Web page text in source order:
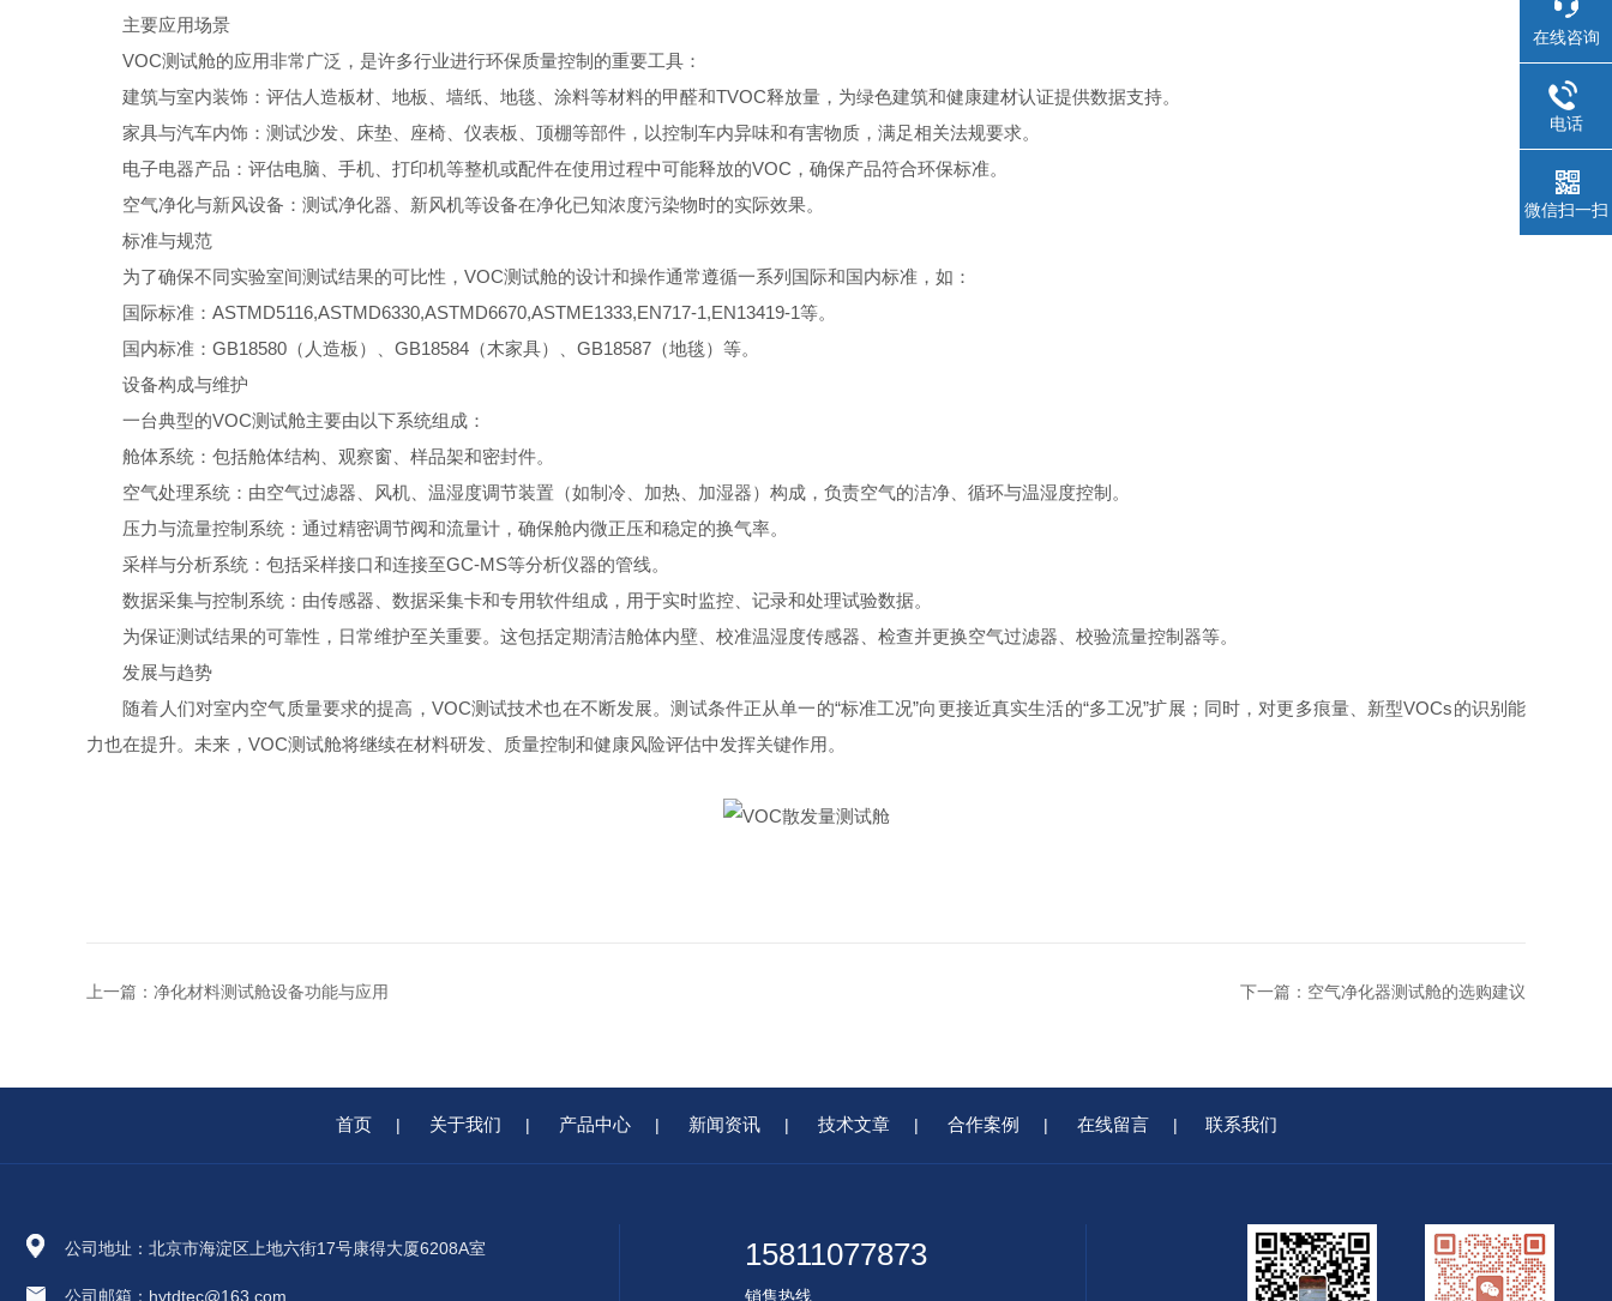
主要应用场景
VOC测试舱的应用非常广泛，是许多行业进行环保质量控制的重要工具：
建筑与室内装饰：评估人造板材、地板、墙纸、地毯、涂料等材料的甲醛和TVOC释放量，为绿色建筑和健康建材认证提供数据支持。
家具与汽车内饰：测试沙发、床垫、座椅、仪表板、顶棚等部件，以控制车内异味和有害物质，满足相关法规要求。
电子电器产品：评估电脑、手机、打印机等整机或配件在使用过程中可能释放的VOC，确保产品符合环保标准。
空气净化与新风设备：测试净化器、新风机等设备在净化已知浓度污染物时的实际效果。
标准与规范
为了确保不同实验室间测试结果的可比性，VOC测试舱的设计和操作通常遵循一系列国际和国内标准，如：
国际标准：ASTMD5116,ASTMD6330,ASTMD6670,ASTME1333,EN717-1,EN13419-1等。
国内标准：GB18580（人造板）、GB18584（木家具）、GB18587（地毯）等。
设备构成与维护
一台典型的VOC测试舱主要由以下系统组成：
舱体系统：包括舱体结构、观察窗、样品架和密封件。
空气处理系统：由空气过滤器、风机、温湿度调节装置（如制冷、加热、加湿器）构成，负责空气的洁净、循环与温湿度控制。
压力与流量控制系统：通过精密调节阀和流量计，确保舱内微正压和稳定的换气率。
采样与分析系统：包括采样接口和连接至GC-MS等分析仪器的管线。
数据采集与控制系统：由传感器、数据采集卡和专用软件组成，用于实时监控、记录和处理试验数据。
为保证测试结果的可靠性，日常维护至关重要。这包括定期清洁舱体内壁、校准温湿度传感器、检查并更换空气过滤器、校验流量控制器等。
发展与趋势
随着人们对室内空气质量要求的提高，VOC测试技术也在不断发展。测试条件正从单一的“标准工况”向更接近真实生活的“多工况”扩展；同时，对更多痕量、新型VOCs的识别能
力也在提升。未来，VOC测试舱将继续在材料研发、质量控制和健康风险评估中发挥关键作用。
上一篇： 净化材料测试舱设备功能与应用 下一篇： 空气净化器测试舱的选购建议
首页 | 关于我们 | 产品中心 | 新闻资讯 | 技术文章 | 合作案例 | 在线留言 | 联系我们
公司地址：北京市海淀区上地六街17号康得大厦6208A室
公司邮箱：hytdtec@163.com
15811077873
销售热线
在线咨询
电话
微信扫一扫